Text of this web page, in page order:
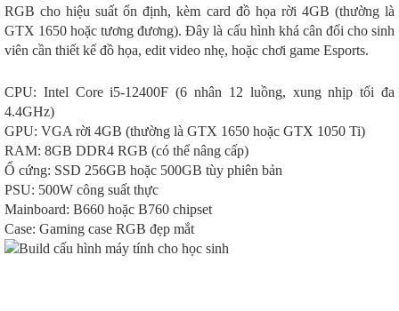
RGB cho hiệu suất ổn định, kèm card đồ họa rời 4GB (thường là
GTX 1650 hoặc tương đương). Đây là cấu hình khá cân đối cho sinh
viên cần thiết kế đồ họa, edit video nhẹ, hoặc chơi game Esports.
CPU: Intel Core i5-12400F (6 nhân 12 luồng, xung nhịp tối đa
4.4GHz)
GPU: VGA rời 4GB (thường là GTX 1650 hoặc GTX 1050 Ti)
RAM: 8GB DDR4 RGB (có thể nâng cấp)
Ổ cứng: SSD 256GB hoặc 500GB tùy phiên bản
PSU: 500W công suất thực
Mainboard: B660 hoặc B760 chipset
Case: Gaming case RGB đẹp mắt